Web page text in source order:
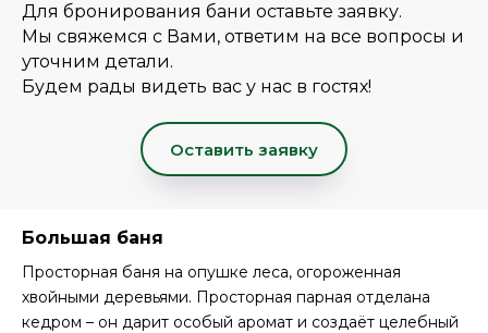
Для бронирования бани оставьте заявку.
Мы свяжемся с Вами, ответим на все вопросы и
уточним детали.
Будем рады видеть вас у нас в гостях!
Оставить заявку
Большая баня
Просторная баня на опушке леса, огороженная
хвойными деревьями. Просторная парная отделана
кедром – он дарит особый аромат и создаёт целебный